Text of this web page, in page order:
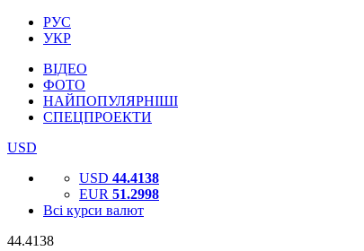
РУС
УКР
ВІДЕО
ФОТО
НАЙПОПУЛЯРНІШІ
СПЕЦПРОЕКТИ
USD
USD 44.4138
EUR 51.2998
Всі курси валют
44.4138